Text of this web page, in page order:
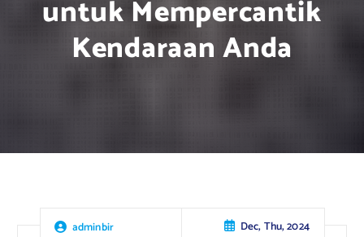
untuk Mempercantik
Kendaraan Anda
adminbir Dec, Thu, 2024